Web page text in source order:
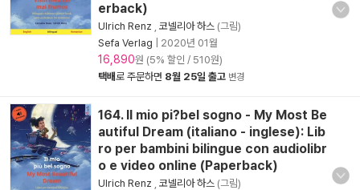
erback)
Ulrich Renz 코넬리아 하스 (그림)
Sefa Verlag
2020년 01월
16,890원 (5% 할인 / 510원)
택배로 주문하면 8월 25일 출고 변경
164. Il mio pi?bel sogno - My Most Be
autiful Dream (italiano - inglese): Lib
ro per bambini bilingue con audiolibr
o e video online (Paperback)
Ulrich Renz 코넬리아 하스 (그림)